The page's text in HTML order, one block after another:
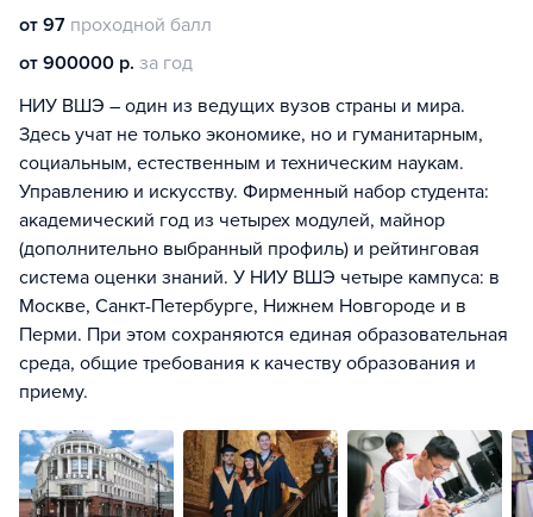
от 97 проходной балл
от 900000 р. за год
НИУ ВШЭ – один из ведущих вузов страны и мира.
Здесь учат не только экономике, но и гуманитарным,
социальным, естественным и техническим наукам.
Управлению и искусству. Фирменный набор студента:
академический год из четырех модулей, майнор
(дополнительно выбранный профиль) и рейтинговая
система оценки знаний. У НИУ ВШЭ четыре кампуса: в
Москве, Санкт-Петербурге, Нижнем Новгороде и в
Перми. При этом сохраняются единая образовательная
среда, общие требования к качеству образования и
приему.